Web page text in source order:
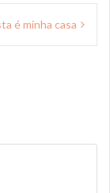
é minha casa